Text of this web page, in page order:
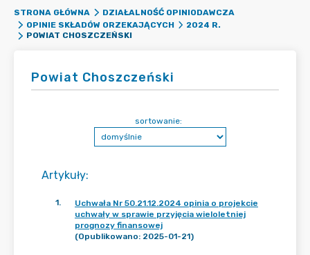
STRONA GŁÓWNA
DZIAŁALNOŚĆ OPINIODAWCZA
OPINIE SKŁADÓW ORZEKAJĄCYCH
2024 R.
POWIAT CHOSZCZEŃSKI
Powiat Choszczeński
Artykuły:
sortowanie:
1.
Uchwała Nr 50.21.12.2024 opinia o projekcie
uchwały w sprawie przyjęcia wieloletniej
prognozy finansowej
(Opublikowano: 2025-01-21)